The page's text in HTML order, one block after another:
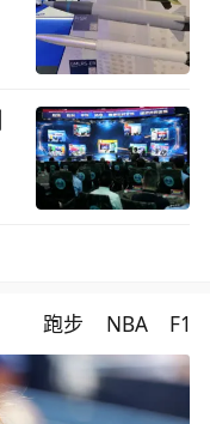
跑步 NBA F1